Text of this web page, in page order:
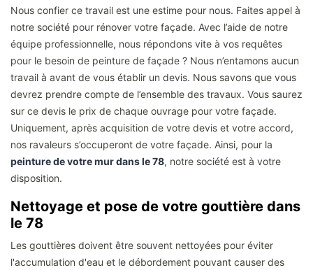
Nous confier ce travail est une estime pour nous. Faites appel à
notre société pour rénover votre façade. Avec l’aide de notre
équipe professionnelle, nous répondons vite à vos requêtes
pour le besoin de peinture de façade ? Nous n’entamons aucun
travail à avant de vous établir un devis. Nous savons que vous
devrez prendre compte de l’ensemble des travaux. Vous saurez
sur ce devis le prix de chaque ouvrage pour votre façade.
Uniquement, après acquisition de votre devis et votre accord,
nos ravaleurs s’occuperont de votre façade. Ainsi, pour la
peinture de votre mur dans le 78, notre société est à votre
disposition.
Nettoyage et pose de votre gouttière dans
le 78
Les gouttières doivent être souvent nettoyées pour éviter
l'accumulation d'eau et le débordement pouvant causer des